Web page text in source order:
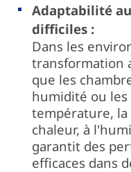
Adaptabilité
difficiles :
Dans les
transformation
que les
humidité ou les
température, la
chaleur, à
garantit des
efficaces dans